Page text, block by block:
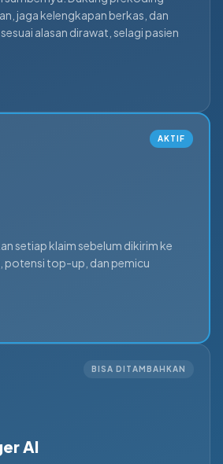
jaga kelengkapan berkas, dan
alasan dirawat, selagi pasien
AKTIF
setiap klaim sebelum dikirim ke
potensi top-up, dan pemicu
BISA DITAMBAHKAN
AI